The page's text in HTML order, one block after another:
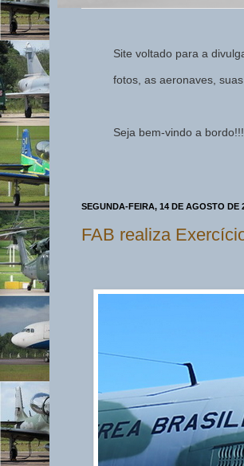
Site voltado para a divulg
fotos, as aeronaves,
Seja bem-vindo a bordo!!!
SEGUNDA-FEIRA, 14 DE AGOSTO DE
FAB realiza